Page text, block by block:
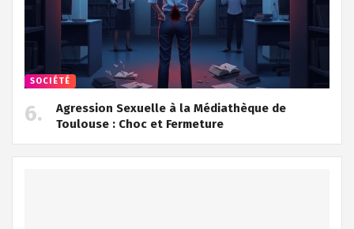
SOCIÉTÉ
Agression Sexuelle à la Médiathèque de
Toulouse : Choc et Fermeture